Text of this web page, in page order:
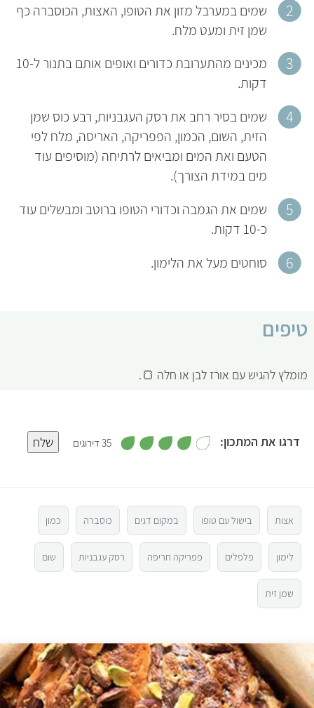
שמים במערבל מזון את הטופו, האצות, הכוסברה כף
שמן זית ומעט מלח.
מכינים מהתערובת כדורים ואופים אותם בתנור ל-10
דקות.
שמים בסיר רחב את רסק העגבניות, רבע כוס שמן
הזית, השום, הכמון, הפפריקה, האריסה, מלח לפי
הטעם ואת המים ומביאים לרתיחה (מוסיפים עוד
מים במידת הצורך).
שמים את הגמבה וכדורי הטופו ברוטב ומבשלים עוד
כ-10 דקות.
סוחטים מעל את הלימון.
טיפים
מומלץ להגיש עם אורז לבן או חלה 🍞.
דרגו את המתכון:
3
2
1
35 דירוגים 3
ך
שלח
אצות בישול עם טופו במקום דגים כוסברה כמון
לימון פלפלים פפריקה חריפה רסק עגבניות שום
שמן זית